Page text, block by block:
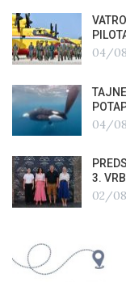
04/
04/
3.
02/